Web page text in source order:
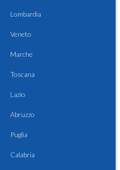
Lombardia
Veneto
Marche
Toscana
Lazio
Abruzzo
Puglia
Calabria